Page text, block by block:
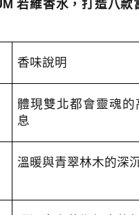
若維香水，打造八款
香味說明
體現雙北都會靈魂的
息
溫暖與青翠林木的深